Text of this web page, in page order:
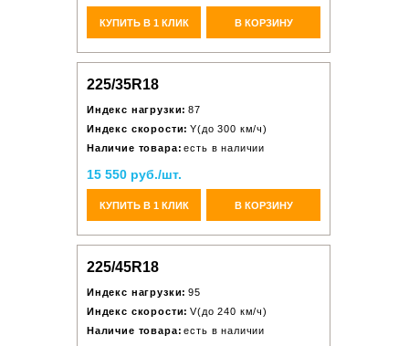
КУПИТЬ В 1 КЛИК В КОРЗИНУ
225/35R18
Индекс нагрузки: 87
Индекс скорости: Y(до 300 км/ч)
Наличие товара: есть в наличии
15 550 руб./шт.
КУПИТЬ В 1 КЛИК В КОРЗИНУ
225/45R18
Индекс нагрузки: 95
Индекс скорости: V(до 240 км/ч)
Наличие товара: есть в наличии